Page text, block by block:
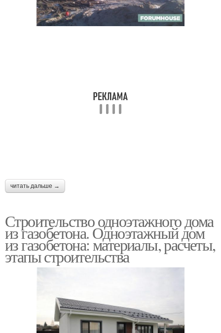
читать дальше →
Строительство одноэтажного дома
из газобетона. Одноэтажный дом
из газобетона: материалы, расчеты,
этапы строительства